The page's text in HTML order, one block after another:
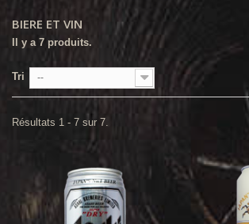
BIERE ET VIN
Il y a 7 produits.
Tri --
Résultats 1 - 7 sur 7.